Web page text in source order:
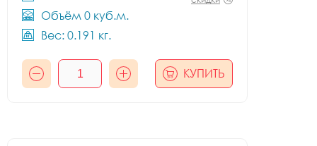
Объём 0 куб.м.
Вес: 0.191 кг.
КУПИТЬ